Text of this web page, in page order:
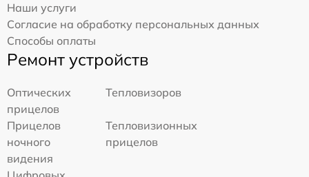
Наши услуги
Согласие на обработку персональных данных
Способы оплаты
Ремонт устройств
Оптических
прицелов
Тепловизоров
Прицелов
ночного
видения
Тепловизионных
прицелов